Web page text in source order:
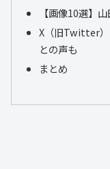
【画像10選】
X（旧Twitter）
との声も
まとめ